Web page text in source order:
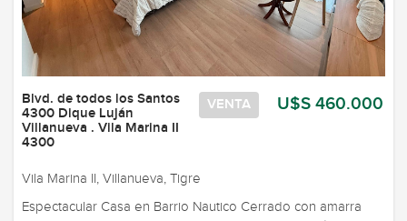
U$S 460.000
VENTA
Blvd. de todos los Santos
4300 Dique Luján
Villanueva . Vila Marina II
4300
Vila Marina II, Villanueva, Tigre
Espectacular Casa en Barrio Nautico Cerrado con amarra